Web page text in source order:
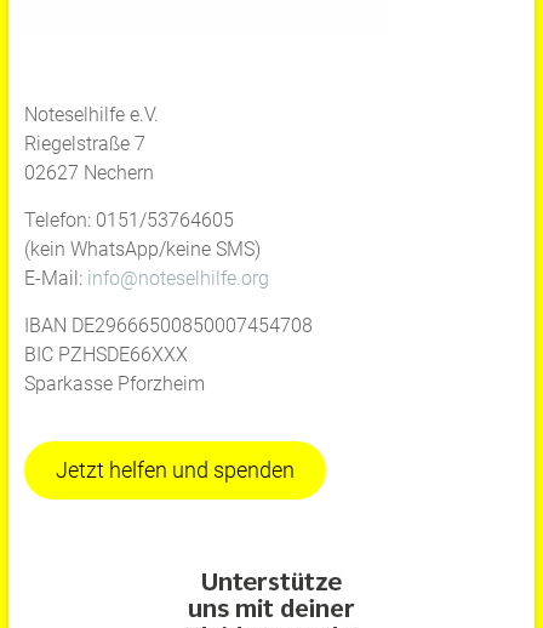
Noteselhilfe e.V.
Riegelstraße 7
02627 Nechern
Telefon: 0151/53764605
(kein WhatsApp/keine SMS)
E-Mail: info@noteselhilfe.org
IBAN DE29666500850007454708
BIC PZHSDE66XXX
Sparkasse Pforzheim
Jetzt helfen und spenden